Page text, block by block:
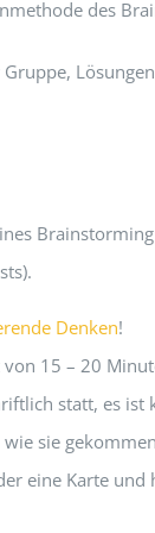
des
Denken!
von 15 – 20
statt, es
sie
eine Karte